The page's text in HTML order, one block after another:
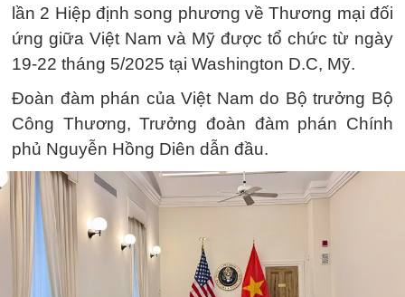
lần 2 Hiệp định song phương về Thương mại đối
ứng giữa Việt Nam và Mỹ được tổ chức từ ngày
19-22 tháng 5/2025 tại Washington D.C, Mỹ.
Đoàn đàm phán của Việt Nam do Bộ trưởng Bộ
Công Thương, Trưởng đoàn đàm phán Chính
phủ Nguyễn Hồng Diên dẫn đầu.